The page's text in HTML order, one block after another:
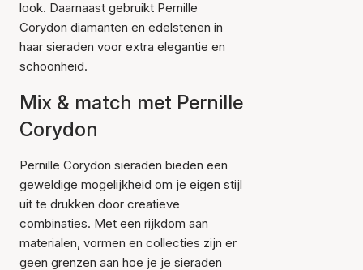
look. Daarnaast gebruikt Pernille
Corydon diamanten en edelstenen in
haar sieraden voor extra elegantie en
schoonheid.
Mix & match met Pernille
Corydon
Pernille Corydon sieraden bieden een
geweldige mogelijkheid om je eigen stijl
uit te drukken door creatieve
combinaties. Met een rijkdom aan
materialen, vormen en collecties zijn er
geen grenzen aan hoe je je sieraden